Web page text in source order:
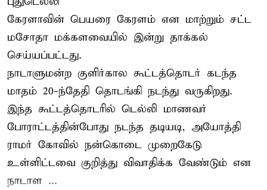
கேரளாவின் பெயரை கேரளம் என மாற்றும் சட்ட
மசோதா மக்களவையில் இன்று தாக்கல்
செய்யப்பட்டது.
நாடாளுமன்ற குளிர்கால கூட்டத்தொடர் கடந்த
மாதம் 20-ந்தேதி தொடங்கி நடந்து வருகிறது.
இந்த கூட்டத்தொடரில் டெல்லி மாணவர்
போராட்டத்தின்போது நடந்த தடியடி, அயோத்தி
ராமர் கோவில் நன்கொடை முறைகேடு
உள்ளிட்டவை குறித்து விவாதிக்க வேண்டும் என
நாடாள ...